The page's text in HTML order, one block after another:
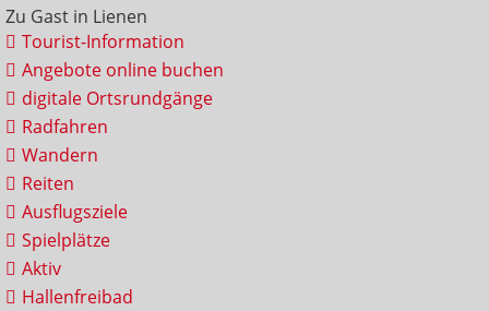
Zu Gast in Lienen
Tourist-Information
Angebote online buchen
digitale Ortsrundgänge
Radfahren
Wandern
Reiten
Ausflugsziele
Spielplätze
Aktiv
Hallenfreibad